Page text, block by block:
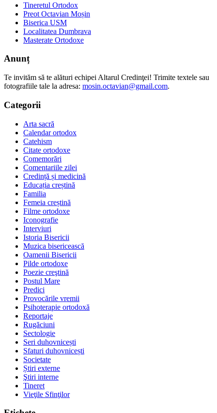
Tineretul Ortodox
Preot Octavian Moșin
Biserica USM
Localitatea Dumbrava
Masterate Ortodoxe
Anunț
Te invităm să te alături echipei Altarul Credinţei! Trimite textele sau
fotografiile tale la adresa: mosin.octavian@gmail.com.
Categorii
Arta sacră
Calendar ortodox
Catehism
Citate ortodoxe
Comemorări
Comentariile zilei
Credință și medicină
Educația creștină
Familia
Femeia creștină
Filme ortodoxe
Iconografie
Interviuri
Istoria Bisericii
Muzica bisericească
Oamenii Bisericii
Pilde ortodoxe
Poezie creştină
Postul Mare
Predici
Provocările vremii
Psihoterapie ortodoxă
Reportaje
Rugăciuni
Sectologie
Seri duhovnicești
Sfaturi duhovnicești
Societate
Știri externe
Ştiri interne
Tineret
Vieţile Sfinţilor